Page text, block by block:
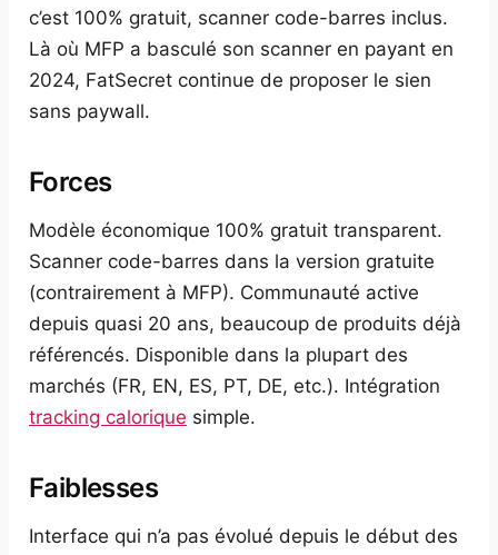
c’est 100% gratuit, scanner code-barres inclus.
Là où MFP a basculé son scanner en payant en
2024, FatSecret continue de proposer le sien
sans paywall.
Forces
Modèle économique 100% gratuit transparent.
Scanner code-barres dans la version gratuite
(contrairement à MFP). Communauté active
depuis quasi 20 ans, beaucoup de produits déjà
référencés. Disponible dans la plupart des
marchés (FR, EN, ES, PT, DE, etc.). Intégration
tracking calorique simple.
Faiblesses
Interface qui n’a pas évolué depuis le début des